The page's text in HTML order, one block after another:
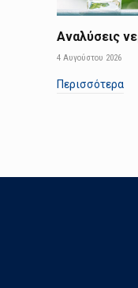
Αναλύσεις
4 Αυγούστου 2026
Περισσότερα